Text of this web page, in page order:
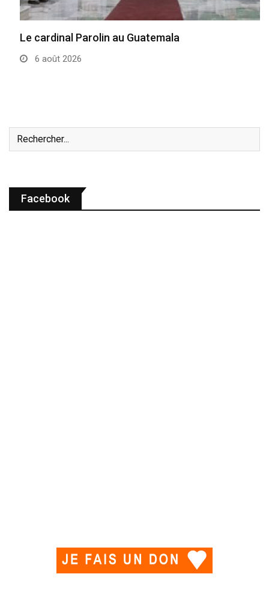
Le cardinal Parolin au Guatemala
6 août 2026
Facebook